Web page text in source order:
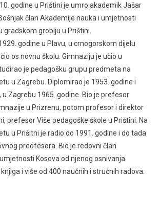
JANUARA
2010.
GODINE
UMRO
JAŠAR
REDŽEPAGIĆ
godine u Prištini je umro akademik Jašar
član Akademije nauka i umjetnosti
gradskom groblju u Prištini.
godine u Plavu, u crnogorskom dijelu
os novnu školu. Gimnaziju je učio u
je pedagošku grupu predmeta na
u Zagrebu. Diplomirao je 1953. godine i
Zagrebu 1965. godine. Bio je prefesor
u Prizrenu, potom profesor i direktor
prefesor Više pedagoške škole u Prištini. Na
u Prišitni je radio do 1991. godine i do tada
preofesora. Bio je redovni član
Kosova od njenog osnivanja.
i više od 400 naučnih i stručnih radova.